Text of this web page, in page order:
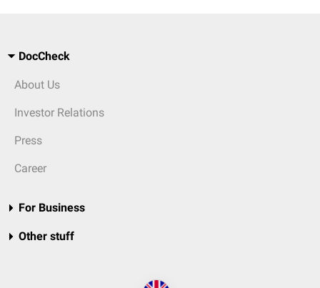
DocCheck
About Us
Investor Relations
Press
Career
For Business
Other stuff